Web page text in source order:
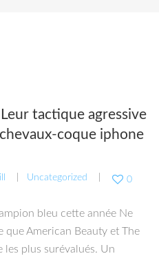
tactique agressive
coque iphone
Uncategorized 0
bleu cette année Ne
que American Beauty et The
plus surévalués. Un